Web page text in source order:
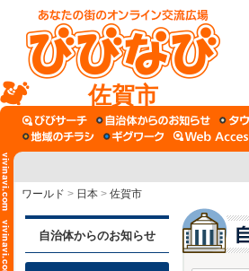
佐賀市
ワールド > 日本 > 佐賀市
自治体からのお知らせ